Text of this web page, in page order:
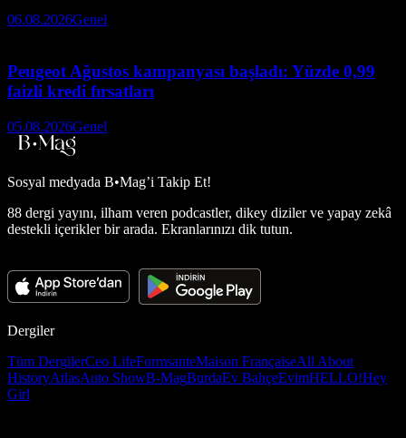
06.08.2026Genel
Peugeot Ağustos kampanyası başladı: Yüzde 0,99
faizli kredi fırsatları
05.08.2026Genel
Sosyal medyada B•Mag’i Takip Et!
88 dergi yayını, ilham veren podcastler, dikey diziler ve yapay zekâ
destekli içerikler bir arada. Ekranlarınızı dik tutun.
Dergiler
Tüm DergilerCeo LifeFormsanteMaison FrançaiseAll About
HistoryAtlasAuto ShowB-MagBurdaEv BahçeEvimHELLO!Hey
Girl